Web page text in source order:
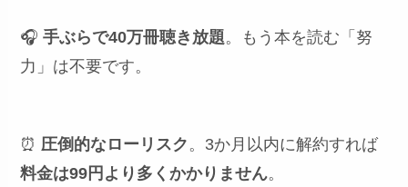
🎧手ぶらで40万冊聴き放題。もう本を読む「努
力」は不要です。
⏰ 圧倒的なローリスク 。3か月以内に解約すれば
料金は99円より多くかかりません。